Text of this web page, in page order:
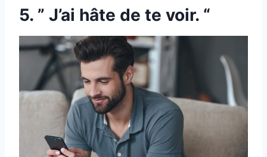
5. ” J’ai hâte de te voir. “